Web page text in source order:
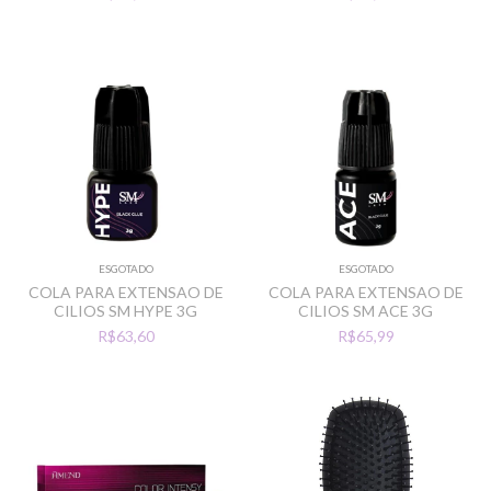
ESGOTADO
COLA PARA EXTENSAO DE
CILIOS SM HYPE 3G
R$63,60
ESGOTADO
COLA PARA EXTENSAO DE
CILIOS SM ACE 3G
R$65,99